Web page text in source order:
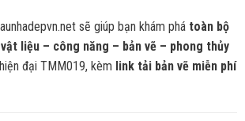
sẽ giúp bạn khám phá toàn bộ
liệu – công năng – bản vẽ – phong thủy
đại TMM019, kèm link tải bản vẽ miễn phí